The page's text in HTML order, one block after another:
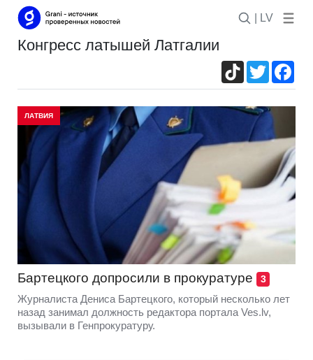
| LV
Конгресс латышей Латгалии
TikTokTwitter
ЛАТВИЯ
Бартецкого допросили в прокуратуре 3
Журналиста Дениса Бартецкого, который несколько лет
назад занимал должность редактора портала Ves.lv,
вызывали в Генпрокуратуру.